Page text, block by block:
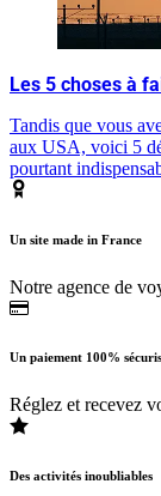
Les 5 choses à
Tandis que vous
aux USA, voici 5
pourtant
Un site made in France
Notre agence de
Un paiement 100%
Réglez et recevez
Des activités inoubliables